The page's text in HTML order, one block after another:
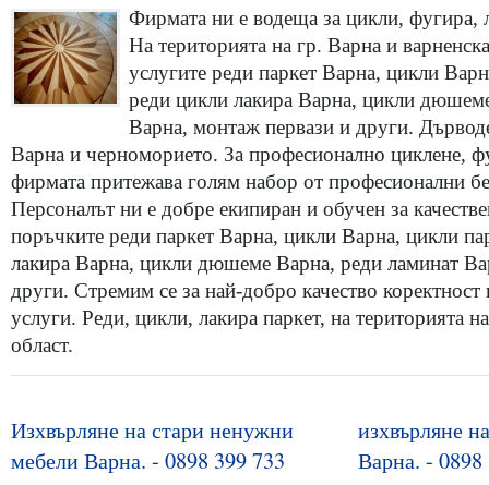
Фирмата ни е водеща за цикли, фугира,
На територията на гр. Варна и
услугите реди паркет Варна, цикли
реди цикли лакира Варна, цикли
Варна, монтаж первази и други.
Варна и черноморието. За професионално циклене,
фирмата притежава голям набор от професионални
Персоналът ни е добре екипиран и обучен за
поръчките реди паркет Варна, цикли Варна, цикли
лакира Варна, цикли дюшеме Варна, реди ламинат
други. Стремим се за най-добро качество коректност
услуги. Реди, цикли, лакира паркет, на територията
област.
Изхвърляне на стари ненужни
мебели Варна. - 0898 399 733
изхвърляне
Варна. - 0898